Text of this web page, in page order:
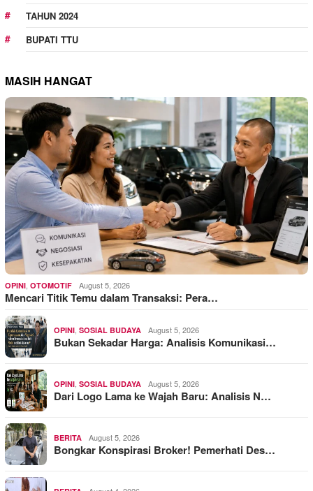
TAHUN 2024
BUPATI TTU
MASIH HANGAT
OPINI OTOMOTIF August 5, 2026
Mencari Titik Temu dalam Transaksi: Pera…
OPINI SOSIAL BUDAYA August 5, 2026
Bukan Sekadar Harga: Analisis Komunikasi…
OPINI SOSIAL BUDAYA August 5, 2026
Dari Logo Lama ke Wajah Baru: Analisis N…
BERITA August 5, 2026
Bongkar Konspirasi Broker! Pemerhati Des…